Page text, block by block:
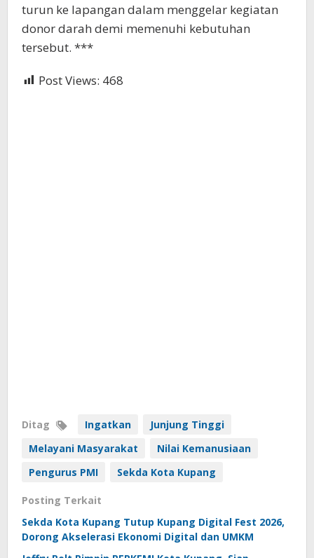
turun ke lapangan dalam menggelar kegiatan
donor darah demi memenuhi kebutuhan
tersebut. ***
Post Views: 468
Ditag Ingatkan
Junjung Tinggi
Melayani Masyarakat
Nilai Kemanusiaan
Pengurus PMI
Sekda Kota Kupang
Posting Terkait
Sekda Kota Kupang Tutup Kupang Digital Fest 2026,
Dorong Akselerasi Ekonomi Digital dan UMKM